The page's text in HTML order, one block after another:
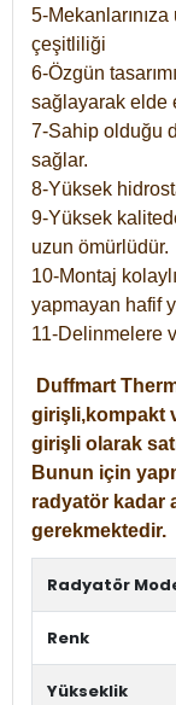
5-
çeşitliliği
6-Özgün
sağlayarak elde
7-Sahip olduğu
sağlar.
8-Yüksek
9-Yüksek
uzun ömürlüdür.
10-Montaj
yapmayan hafif
11-Delinmelere
Duffmart
girişli,kompakt
girişli olarak
Bunun için
radyatör kadar
gerekmektedir.
Radyatör
Renk
Yükseklik